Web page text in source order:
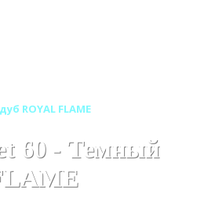
ROYAL FLAME
60 - Темный